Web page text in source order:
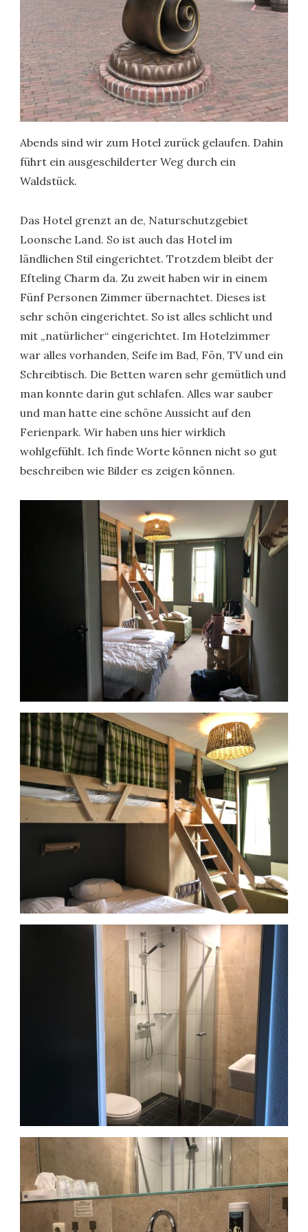
Abends sind wir zum Hotel zurück gelaufen. Dahin
führt ein ausgeschilderter Weg durch ein
Waldstück.
Das Hotel grenzt an de, Naturschutzgebiet
Loonsche Land. So ist auch das Hotel im
ländlichen Stil eingerichtet. Trotzdem bleibt der
Efteling Charm da. Zu zweit haben wir in einem
Fünf Personen Zimmer übernachtet. Dieses ist
sehr schön eingerichtet. So ist alles schlicht und
mit „natürlicher“ eingerichtet. Im Hotelzimmer
war alles vorhanden, Seife im Bad, Fön, TV und ein
Schreibtisch. Die Betten waren sehr gemütlich und
man konnte darin gut schlafen. Alles war sauber
und man hatte eine schöne Aussicht auf den
Ferienpark. Wir haben uns hier wirklich
wohlgefühlt. Ich finde Worte können nicht so gut
beschreiben wie Bilder es zeigen können.